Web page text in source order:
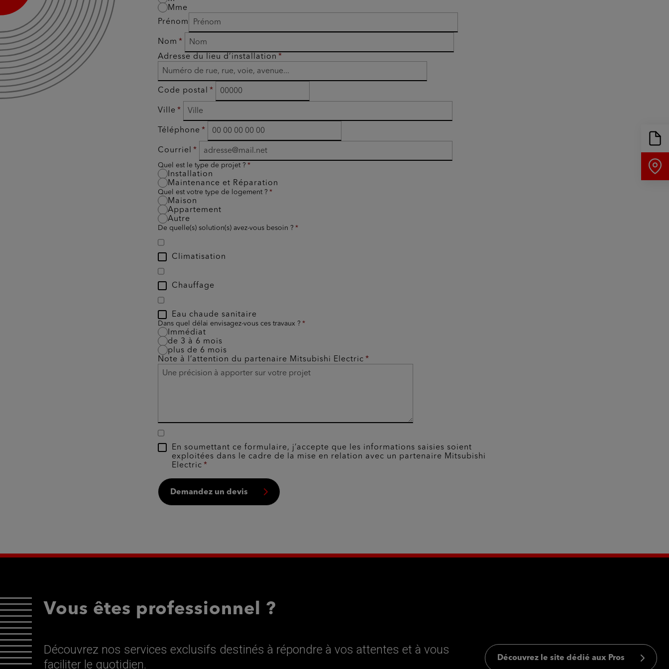
Mme
Prénom
Nom
Adresse du lieu d’installation
Code postal
Ville
Téléphone
Courriel
Quel est le type de projet ?
Installation
Maintenance et Réparation
Quel est votre type de logement ?
Maison
Appartement
Autre
De quelle(s) solution(s) avez-vous besoin ?
Climatisation
Chauffage
Eau chaude sanitaire
Dans quel délai envisagez-vous ces travaux ?
Immédiat
de 3 à 6 mois
plus de 6 mois
Note à l’attention du partenaire Mitsubishi Electric
En soumettant ce formulaire, j’accepte que les informations saisies soient
exploitées dans le cadre de la mise en relation avec un partenaire Mitsubishi
Electric
Demandez un devis
Vous êtes professionnel ?
Découvrez nos services exclusifs destinés à répondre à vos attentes et à vous
faciliter le quotidien.
Découvrez le site dédié aux Pros